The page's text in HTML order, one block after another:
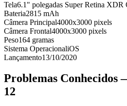
Tela6.1" polegadas Super Retina XDR
Bateria2815 mAh
Câmera Principal4000x3000 pixels
Câmera Frontal4000x3000 pixels
Peso164 gramas
Sistema OperacionaliOS
Lançamento13/10/2020
Problemas Conhecidos
12